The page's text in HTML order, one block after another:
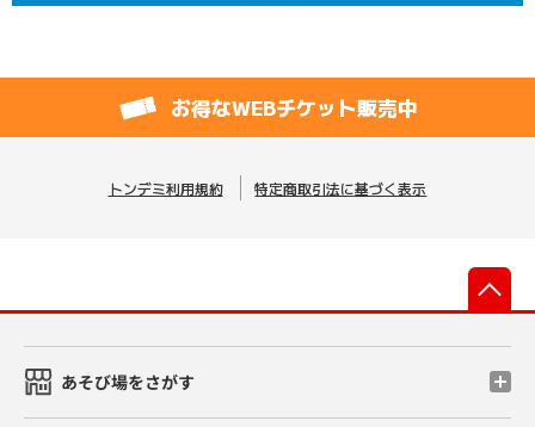
お得なWEBチケット販売中
トンデミ利用規約 特定商取引法に基づく表示
あそび場をさがす